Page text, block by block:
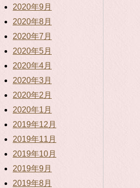
2020年9月
2020年8月
2020年7月
2020年5月
2020年4月
2020年3月
2020年2月
2020年1月
2019年12月
2019年11月
2019年10月
2019年9月
2019年8月